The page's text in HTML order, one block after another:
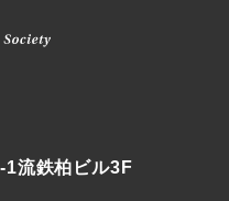
1流鉄柏ビル3F